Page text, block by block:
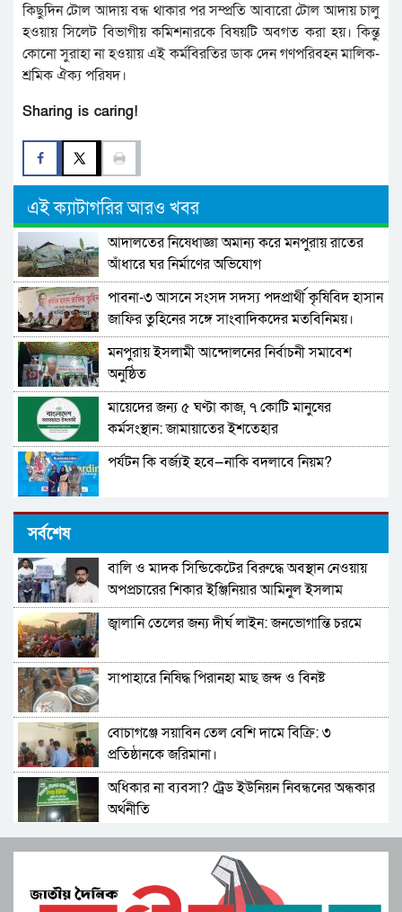
কিছুদিন টোল আদায় বন্ধ থাকার পর সম্প্রতি আবারো টোল আদায় চালু
হওয়ায় সিলেট বিভাগীয় কমিশনারকে বিষয়টি অবগত করা হয়। কিন্তু
কোনো সুরাহা না হওয়ায় এই কর্মবিরতির ডাক দেন গণপরিবহন মালিক-
শ্রমিক ঐক্য পরিষদ।
Sharing is caring!
এই ক্যাটাগরির আরও খবর
আদালতের নিষেধাজ্ঞা অমান্য করে মনপুরায় রাতের
আঁধারে ঘর নির্মাণের অভিযোগ
পাবনা-৩ আসনে সংসদ সদস্য পদপ্রার্থী কৃষিবিদ হাসান
জাফির তুহিনের সঙ্গে সাংবাদিকদের মতবিনিময়।
মনপুরায় ইসলামী আন্দোলনের নির্বাচনী সমাবেশ
অনুষ্ঠিত
মায়েদের জন্য ৫ ঘণ্টা কাজ, ৭ কোটি মানুষের
কর্মসংস্থান: জামায়াতের ইশতেহার
পর্যটন কি বর্জ্যই হবে—নাকি বদলাবে নিয়ম?
রাষ্ট্রের নীরবতায় ছাত্রদের কণ্ঠ: রংপুরে ‘হ্যাঁ মার্চ’-এর
শিক্ষাপ্রতিষ্ঠানে নির্বাচনী সভা-সমাবেশ নিষিদ্ধ
প্রবাসীদের প্রথম ভোট ধানের শীষের পক্ষে হোক
শীতার্তদের সহায়তায় বিত্তবানরা এগিয়ে আসুন- চসিক
চট্টগ্রামে চীনের ডাক্তাররা দিবেন বিনামূল্যে পরামর্শ
চট্টগ্রামে নিখোঁজ ছাত্রের মৃতদেহ উদ্ধার
প্রতিবাদে চট্টগ্রামে মৌন মানববন্ধন
বেগম খালেদা জিয়ার সুস্থতা কামনায় চন্দ্রঘোনায় দোয়া
সর্বশেষ
বালি ও মাদক সিন্ডিকেটের বিরুদ্ধে অবস্থান নেওয়ায়
অপপ্রচারের শিকার ইঞ্জিনিয়ার আমিনুল ইসলাম
ডালিমের অভিযোগ
জ্বালানি তেলের জন্য দীর্ঘ লাইন: জনভোগান্তি চরমে
সাপাহারে নিষিদ্ধ পিরানহা মাছ জব্দ ও বিনষ্ট
বোচাগঞ্জে সয়াবিন তেল বেশি দামে বিক্রি: ৩
প্রতিষ্ঠানকে জরিমানা।
অধিকার না ব্যবসা? ট্রেড ইউনিয়ন নিবন্ধনের অন্ধকার
অর্থনীতি
সেতাবগঞ্জ সরকারি পাইলট মডেল উচ্চ বিদ্যালয়ে
বাংলা নববর্ষ উপলক্ষে চিত্রাঙ্কন।
মনপুরার মেঘনায় মৎস্য অফিস কর্তৃক বিশেষ অভিযানে